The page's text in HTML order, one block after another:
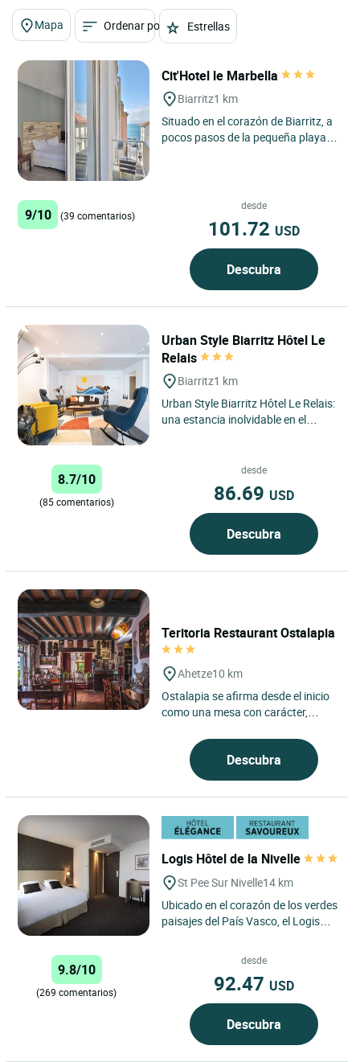
Mapa Ordenar por Estrellas
Cit'Hotel le Marbella
Biarritz1 km
Situado en el corazón de Biarritz, a
pocos pasos de la pequeña playa
9/10 (39 comentarios)
desde
101.72 USD
Descubra
Urban Style Biarritz Hôtel Le
Relais
Biarritz1 km
Urban Style Biarritz Hôtel Le Relais:
una estancia inolvidable en el
8.7/10
(85 comentarios)
desde
86.69 USD
Descubra
Teritoria Restaurant Ostalapia
Ahetze10 km
Ostalapia se afirma desde el inicio
como una mesa con carácter,
Ahetze, en el corazón...
Descubra
Logis Hôtel de la Nivelle
St Pee Sur Nivelle14 km
Ubicado en el corazón de los verdes
paisajes del País Vasco, el Logis
9.8/10
(269 comentarios)
desde
92.47 USD
Descubra